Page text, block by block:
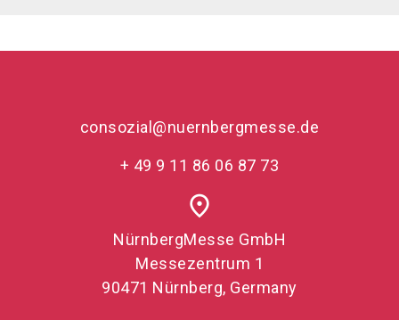
consozial@nuernbergmesse.de
+ 49 9 11 86 06 87 73
place
NürnbergMesse GmbH
Messezentrum 1
90471 Nürnberg, Germany